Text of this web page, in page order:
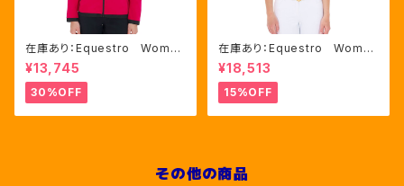
在庫あり：Equestro Wome
n's インターロックフロントジ
ップ フーディ ピンク・ブルー
2色（ETW00046）
¥13,745
30%OFF
在庫あり：Equestro Wome
n's レース風競技用シャツ
Mサイズのみ（ETW00221）
¥18,513
15%OFF
その他の商品